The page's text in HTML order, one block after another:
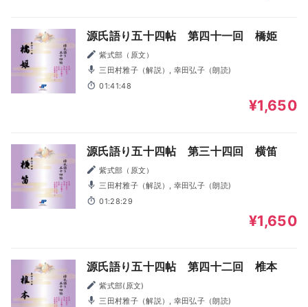
源氏語り五十四帖 第四十一回 橋姫
紫式部（原文）
三田村雅子（解説）, 幸田弘子（朗読)
01:41:48
¥1,650
源氏語り五十四帖 第三十四回 横笛
紫式部（原文）
三田村雅子（解説）, 幸田弘子（朗読)
01:28:29
¥1,650
源氏語り五十四帖 第四十二回 椎本
紫式部(原文)
三田村雅子（解説）, 幸田弘子（朗読)